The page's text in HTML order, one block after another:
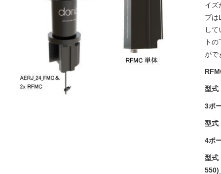
イズ
ブは
し
ト
がで
型式
3ポ
型式
4ポ
型式